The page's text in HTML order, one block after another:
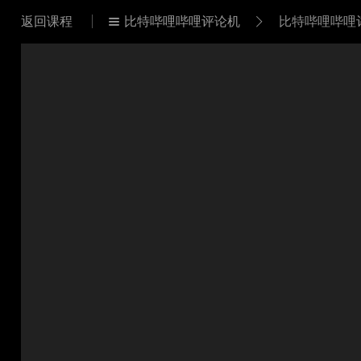
返回课程  比特哔哩哔哩评论机  比特哔哩哔哩